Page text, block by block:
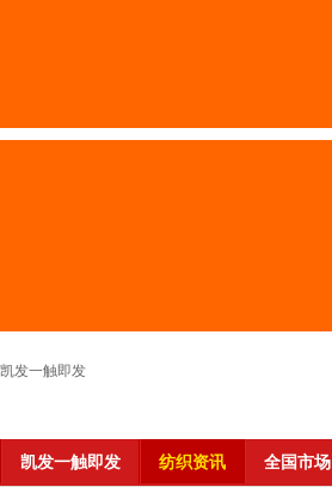
凯发一触即发
凯发一触即发 纺织资讯 全国市场